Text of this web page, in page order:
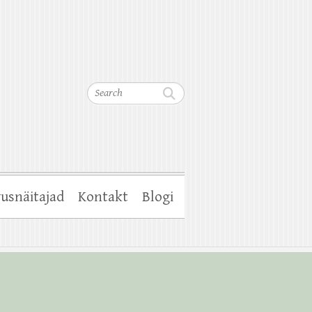
Search
Kontakt Blogi